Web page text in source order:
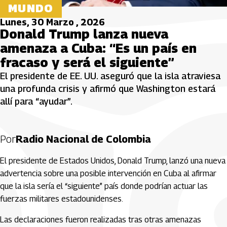
MUNDO
Lunes, 30 Marzo , 2026
Donald Trump lanza nueva
amenaza a Cuba: “Es un país en
fracaso y será el siguiente”
El presidente de EE. UU. aseguró que la isla atraviesa
una profunda crisis y afirmó que Washington estará
allí para “ayudar”.
PorRadio Nacional de Colombia
El presidente de Estados Unidos, Donald Trump, lanzó una nueva
advertencia sobre una posible intervención en Cubaal afirmar
que la isla sería el “siguiente” país donde podrían actuar las
fuerzas militares estadounidenses.
Las declaraciones fueron realizadas tras otras amenazas